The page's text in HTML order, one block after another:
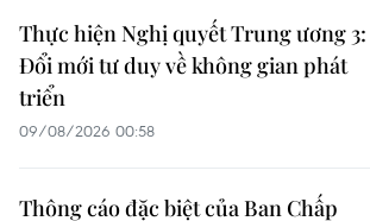
Thực hiện Nghị quyết Trung ương 3:
Đổi mới tư duy về không gian phát
triển
09/08/2026 00:58
Thông cáo đặc biệt của Ban Chấp